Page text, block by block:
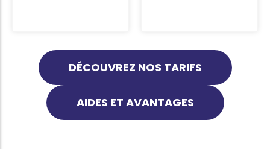
DÉCOUVREZ NOS TARIFS
AIDES ET AVANTAGES